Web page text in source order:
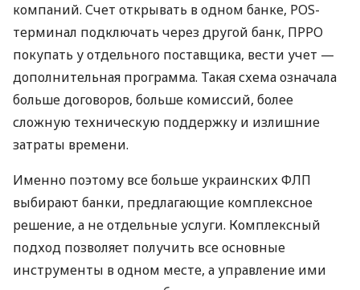
компаний. Счет открывать в одном банке, POS-
терминал подключать через другой банк, ПРРО
покупать у отдельного поставщика, вести учет —
дополнительная программа. Такая схема означала
больше договоров, больше комиссий, более
сложную техническую поддержку и излишние
затраты времени.
Именно поэтому все больше украинских ФЛП
выбирают банки, предлагающие комплексное
решение, а не отдельные услуги. Комплексный
подход позволяет получить все основные
инструменты в одном месте, а управление ими